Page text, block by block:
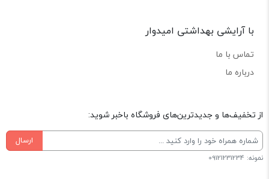
با آرایشی بهداشتی امیدوار
تماس با ما
درباره ما
از تخفیف‌ها و جدیدترین‌های فروشگاه باخبر شوید:
ارسال
نمونه: 09121231234